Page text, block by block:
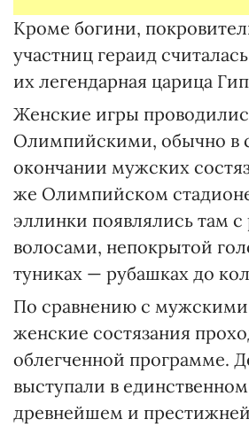
Кроме богини,
участниц гераид
их легендарная царица
Женские игры
Олимпийскими, обычно в
окончании мужских
же Олимпийском
эллинки появлялись там
волосами, непокрытой
туниках — рубашках до
По сравнению с
женские состязания
облегченной программе.
выступали в
древнейшем и